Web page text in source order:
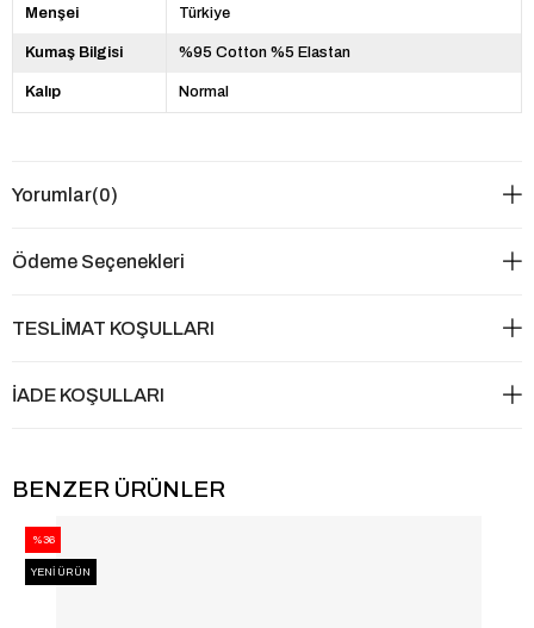
Menşei Türkiye
Kumaş Bilgisi %95 Cotton %5 Elastan
Kalıp Normal
Yorumlar(0)
Ödeme Seçenekleri
TESLİMAT KOŞULLARI
İADE KOŞULLARI
BENZER ÜRÜNLER
%36
YENI ÜRÜN